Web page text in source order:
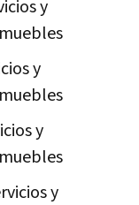
y
y
y
y